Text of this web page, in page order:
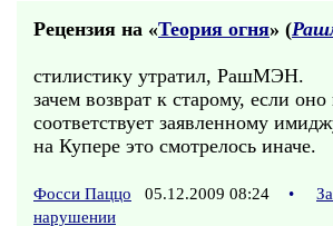
Рецензия на «Теория огня» (
стилистику утратил, РашМЭН.
зачем возврат к старому, если оно
соответствует заявленному
на Купере это смотрелось иначе.
Фосси Паццо 05.12.2009 08:24 •
нарушении